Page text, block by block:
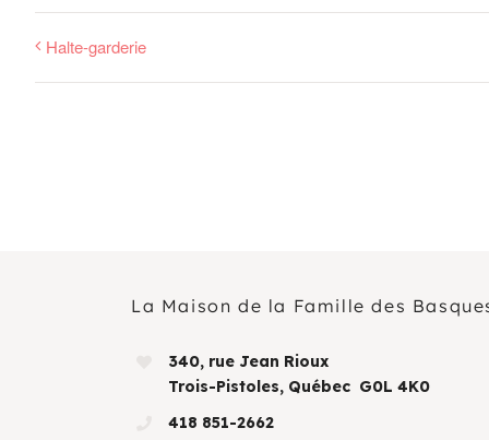
Halte-garderie
La Maison de la Famille des
340, rue Jean Rioux
Trois-Pistoles, Québec G0L 4K0
418 851-2662